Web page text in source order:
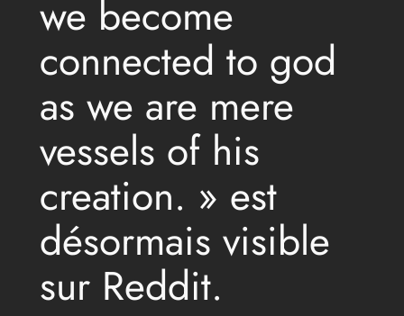
we become
connected to god
as we are mere
vessels of his
creation. » est
désormais visible
sur Reddit.